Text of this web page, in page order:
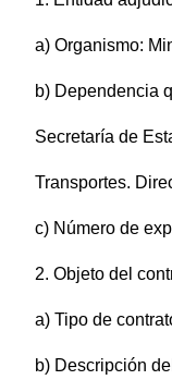
a) Organismo:
b) Dependencia
Secretaría de
Transportes.
c) Número de
2. Objeto del
a) Tipo de
b) Descripción